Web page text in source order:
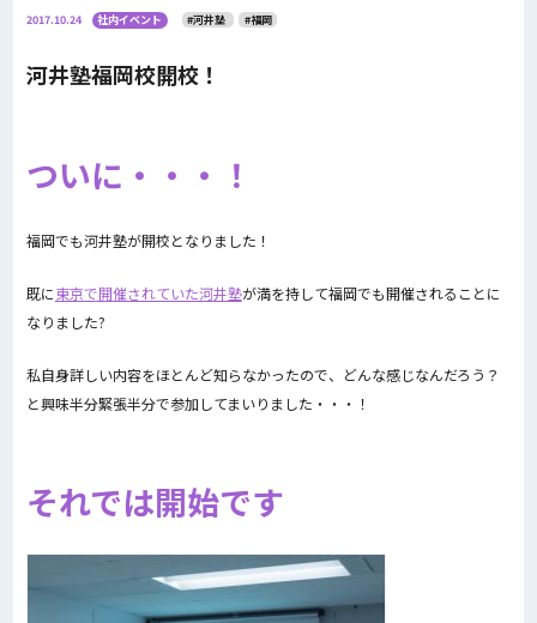
2017.10.24 社内イベント #河井塾 #福岡
河井塾福岡校開校！
ついに・・・！
福岡でも河井塾が開校となりました！
既に東京で開催されていた河井塾が満を持して福岡でも開催されることに
なりました?
私自身詳しい内容をほとんど知らなかったので、どんな感じなんだろう？
と興味半分緊張半分で参加してまいりました・・・！
それでは開始です